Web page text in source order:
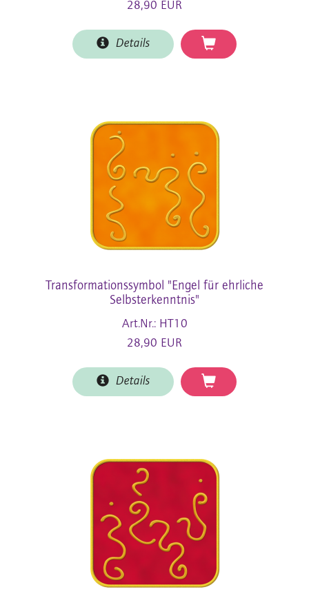
28,90 EUR
Details
Transformationssymbol "Engel für ehrliche
Selbsterkenntnis"
Art.Nr.: HT10
28,90 EUR
Details